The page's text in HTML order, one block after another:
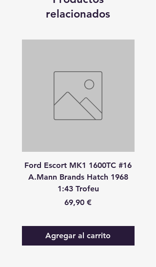
relacionados
Ford Escort MK1 1600TC #16
A.Mann Brands Hatch 1968
1:43 Trofeu
Precio
69,90 €
Agregar al carrito